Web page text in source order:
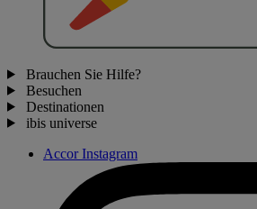
Brauchen Sie Hilfe?
Besuchen
Destinationen
ibis universe
Accor Instagram